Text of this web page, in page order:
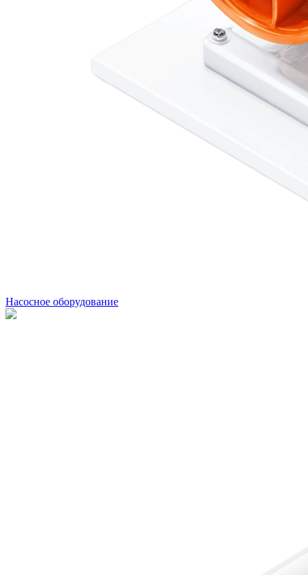
Насосное оборудование